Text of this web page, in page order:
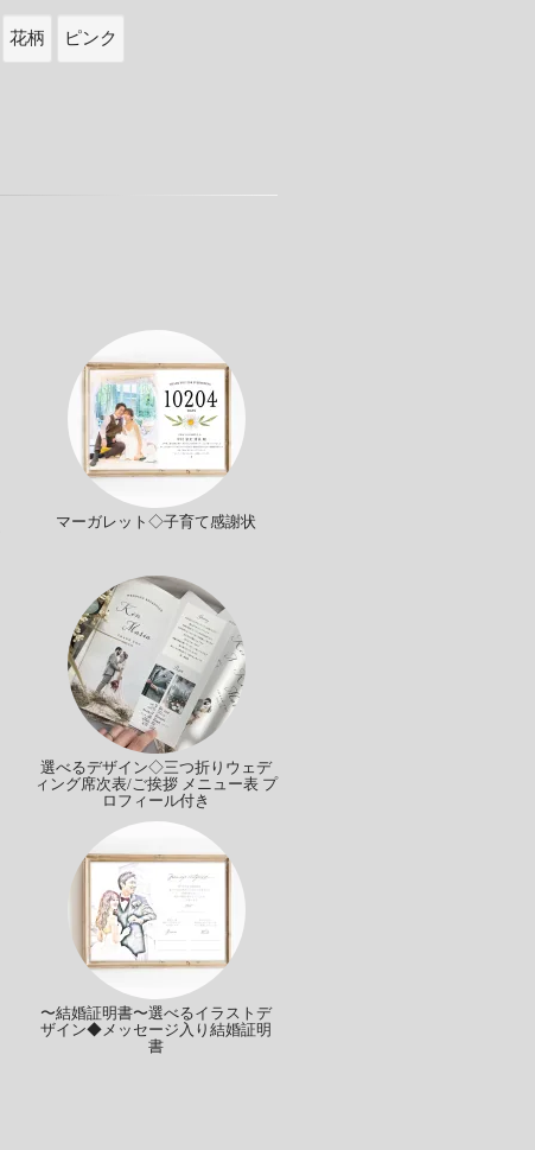
花柄 ピンク
マーガレット◇子育て感謝状
選べるデザイン◇三つ折りウェデ
ィング席次表/ご挨拶 メニュー表 プ
ロフィール付き
〜結婚証明書〜選べるイラストデ
ザイン◆メッセージ入り結婚証明
書